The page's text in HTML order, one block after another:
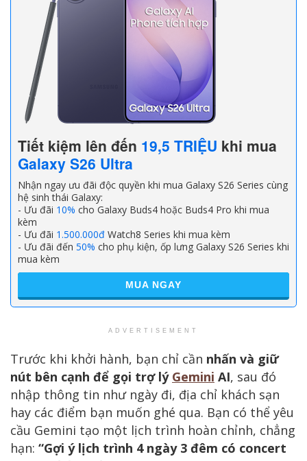
Tiết kiệm lên đến 19,5 TRIỆU khi mua
Galaxy S26 Ultra
Nhận ngay ưu đãi độc quyền khi mua Galaxy S26 Series cùng
hệ sinh thái Galaxy:
- Ưu đãi 10% cho Galaxy Buds4 hoặc Buds4 Pro khi mua
kèm
- Ưu đãi 1.500.000đ Watch8 Series khi mua kèm
- Ưu đãi đến 50% cho phụ kiện, ốp lưng Galaxy S26 Series khi
mua kèm
MUA NGAY
ADVERTISEMENT
Trước khi khởi hành, bạn chỉ cần nhấn và giữ
nút bên cạnh để gọi trợ lý Gemini AI, sau đó
nhập thông tin như ngày đi, địa chỉ khách sạn
hay các điểm bạn muốn ghé qua. Bạn có thể yêu
cầu Gemini tạo một lịch trình hoàn chỉnh, chẳng
hạn: “Gợi ý lịch trình 4 ngày 3 đêm có concert